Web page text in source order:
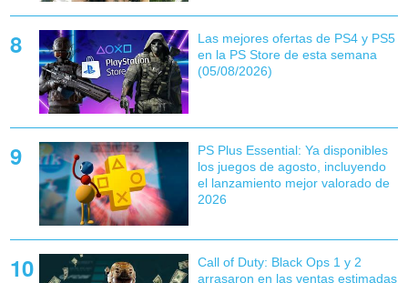
Las mejores ofertas de PS4 y PS5
en la PS Store de esta semana
(05/08/2026)
PS Plus Essential: Ya disponibles
los juegos de agosto, incluyendo
el lanzamiento mejor valorado de
2026
Call of Duty: Black Ops 1 y 2
arrasaron en las ventas estimadas